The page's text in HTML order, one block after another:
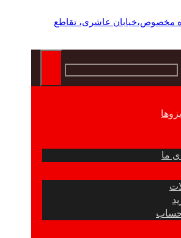
کیلومتر 8 جاده مخصوص،خیابان عاشری، تقاطع
ما
حساب